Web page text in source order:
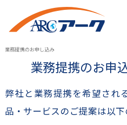
業務提携のお申し込み
業務提携のお申
弊社と業務提携を希望され
品・サービスのご提案は以